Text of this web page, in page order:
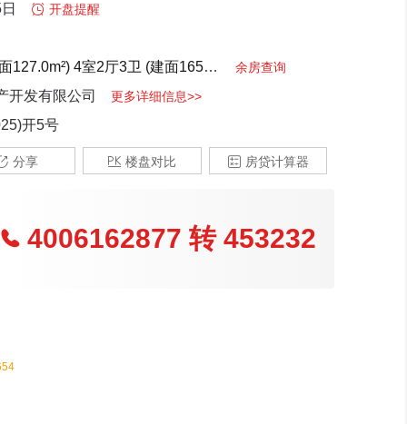
 开盘提醒
127.0m²) 4室2厅3卫 (建面165.0m²) 3室2厅2卫 (建面91.0m²)
余房查询
开发有限公司 更多详细信息>>
开5号
分享  楼盘对比  房贷计算器
 4006162877 转453232